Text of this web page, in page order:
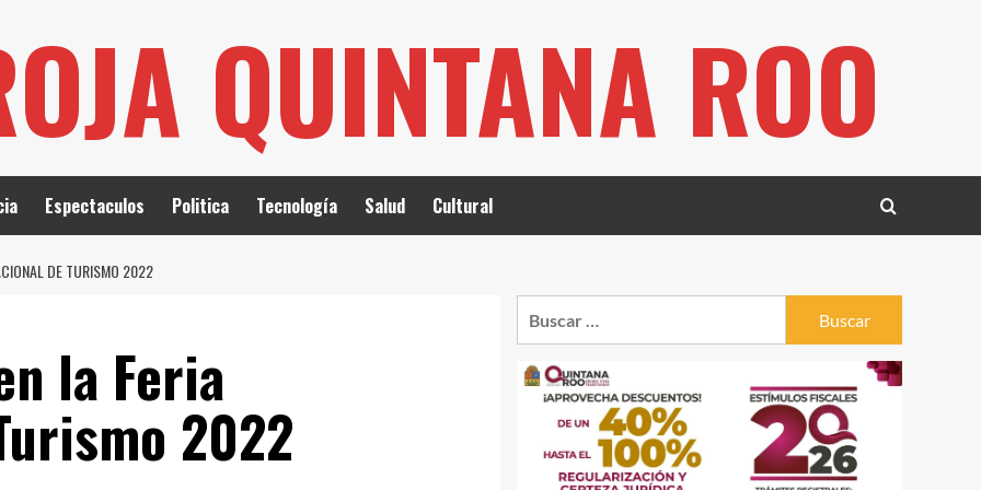
QUINTANA ROO
Espectaculos Politica Tecnología Salud Cultural
DE TURISMO 2022
la Feria
2022